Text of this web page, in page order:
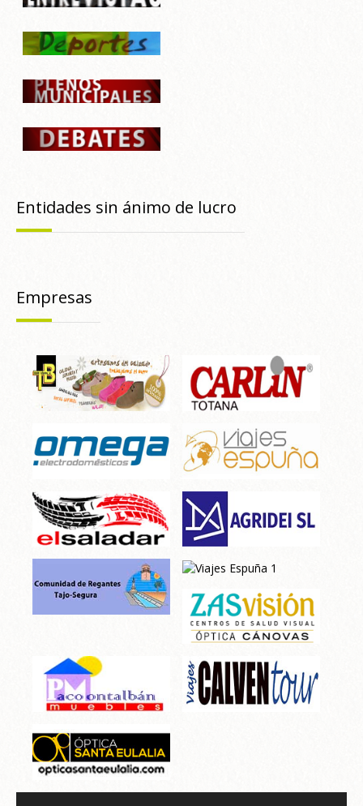
Entidades sin ánimo de lucro
Empresas